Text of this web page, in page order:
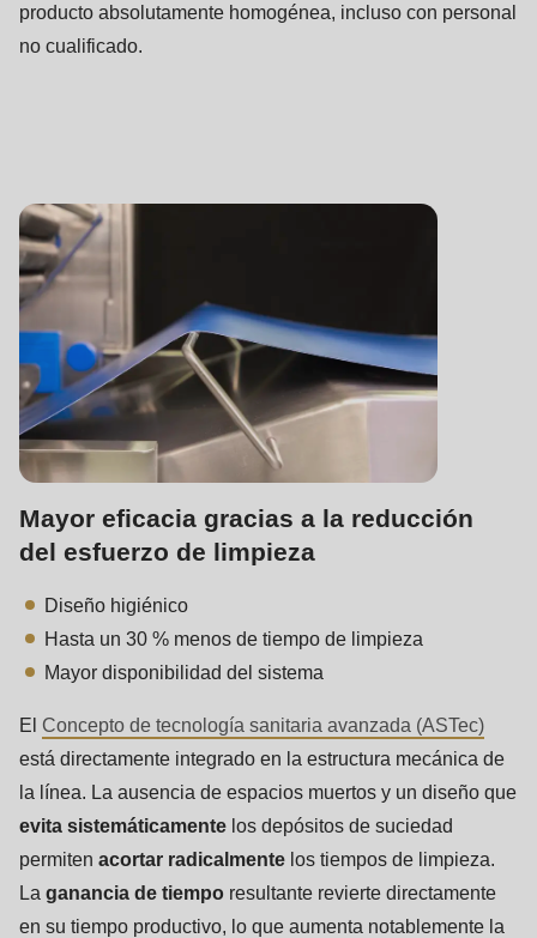
producto absolutamente homogénea, incluso con personal
no cualificado.
Mayor eficacia gracias a la reducción
del esfuerzo de limpieza
Diseño higiénico
Hasta un 30 % menos de tiempo de limpieza
Mayor disponibilidad del sistema
El Concepto de tecnología sanitaria avanzada (ASTec)
está directamente integrado en la estructura mecánica de
la línea. La ausencia de espacios muertos y un diseño que
evita sistemáticamente los depósitos de suciedad
permiten acortar radicalmente los tiempos de limpieza.
La ganancia de tiempo resultante revierte directamente
en su tiempo productivo, lo que aumenta notablemente la